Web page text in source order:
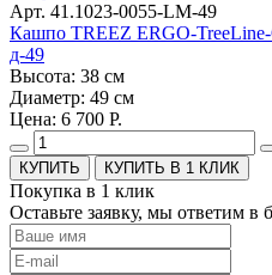
Арт. 41.1023-0055-LM-49
Кашпо TREEZ ERGO-
д-49
Высота: 38 см
Диаметр: 49 см
Цена: 6 700 Р.
КУПИТЬ В 1 КЛИК
Покупка в 1 клик
Оставьте заявку, мы ответим в